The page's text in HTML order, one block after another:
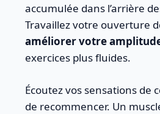
accumulée dans l’arrière
Travaillez votre ouverture
améliorer votre
exercices plus fluides.
Écoutez vos sensations de
de recommencer. Un